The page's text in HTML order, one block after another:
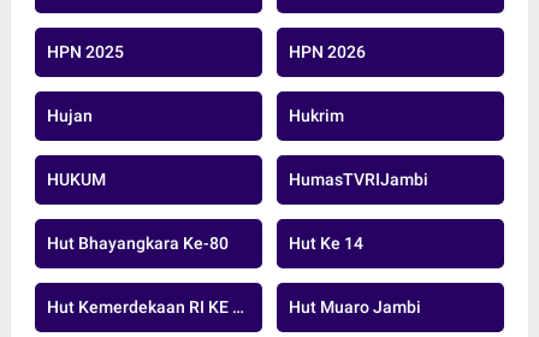
HPN 2025 HPN 2026
Hujan Hukrim
HUKUM HumasTVRIJambi
Hut Bhayangkara Ke-80 Hut Ke 14
Hut Kemerdekaan RI KE 79 TAHUN 20224 Hut Muaro Jambi